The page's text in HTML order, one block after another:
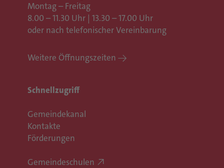
Montag – Freitag
8.00 – 11.30 Uhr | 13.30 – 17.00 Uhr
oder nach telefonischer Vereinbarung
Weitere Öffnungszeiten
Schnellzugriff
Gemeindekanal
Kontakte
Förderungen
Gemeindeschulen